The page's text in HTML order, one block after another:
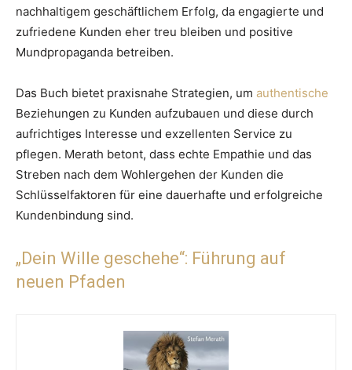
nachhaltigem geschäftlichem Erfolg, da engagierte und
zufriedene Kunden eher treu bleiben und positive
Mundpropaganda betreiben.
Das Buch bietet praxisnahe Strategien, um authentische
Beziehungen zu Kunden aufzubauen und diese durch
aufrichtiges Interesse und exzellenten Service zu
pflegen. Merath betont, dass echte Empathie und das
Streben nach dem Wohlergehen der Kunden die
Schlüsselfaktoren für eine dauerhafte und erfolgreiche
Kundenbindung sind.
„Dein Wille geschehe“: Führung auf
neuen Pfaden